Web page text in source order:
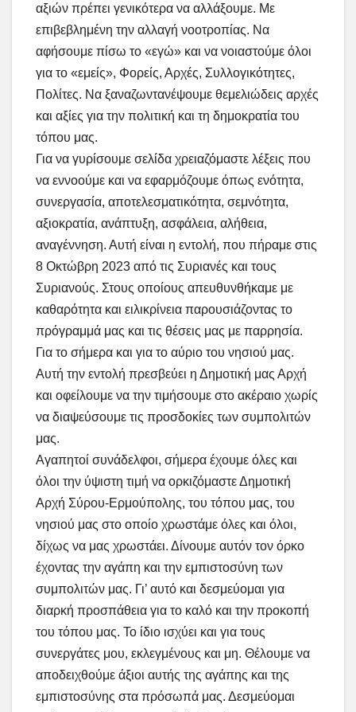
αξιών πρέπει γενικότερα να αλλάξουμε. Με
επιβεβλημένη την αλλαγή νοοτροπίας. Να
αφήσουμε πίσω το «εγώ» και να νοιαστούμε όλοι
για το «εμείς», Φορείς, Αρχές, Συλλογικότητες,
Πολίτες. Να ξαναζωντανέψουμε θεμελιώδεις αρχές
και αξίες για την πολιτική και τη δημοκρατία του
τόπου μας.
Για να γυρίσουμε σελίδα χρειαζόμαστε λέξεις που
να εννοούμε και να εφαρμόζουμε όπως ενότητα,
συνεργασία, αποτελεσματικότητα, σεμνότητα,
αξιοκρατία, ανάπτυξη, ασφάλεια, αλήθεια,
αναγέννηση. Αυτή είναι η εντολή, που πήραμε στις
8 Οκτώβρη 2023 από τις Συριανές και τους
Συριανούς. Στους οποίους απευθυνθήκαμε με
καθαρότητα και ειλικρίνεια παρουσιάζοντας το
πρόγραμμά μας και τις θέσεις μας με παρρησία.
Για το σήμερα και για το αύριο του νησιού μας.
Αυτή την εντολή πρεσβεύει η Δημοτική μας Αρχή
και οφείλουμε να την τιμήσουμε στο ακέραιο χωρίς
να διαψεύσουμε τις προσδοκίες των συμπολιτών
μας.
Αγαπητοί συνάδελφοι, σήμερα έχουμε όλες και
όλοι την ύψιστη τιμή να ορκιζόμαστε Δημοτική
Αρχή Σύρου-Ερμούπολης, του τόπου μας, του
νησιού μας στο οποίο χρωστάμε όλες και όλοι,
δίχως να μας χρωστάει. Δίνουμε αυτόν τον όρκο
έχοντας την αγάπη και την εμπιστοσύνη των
συμπολιτών μας. Γι’ αυτό και δεσμεύομαι για
διαρκή προσπάθεια για το καλό και την προκοπή
του τόπου μας. Το ίδιο ισχύει και για τους
συνεργάτες μου, εκλεγμένους και μη. Θέλουμε να
αποδειχθούμε άξιοι αυτής της αγάπης και της
εμπιστοσύνης στα πρόσωπά μας. Δεσμεύομαι